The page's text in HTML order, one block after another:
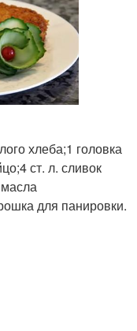
хлеба;1 головка
ст. л. сливок
для панировки.